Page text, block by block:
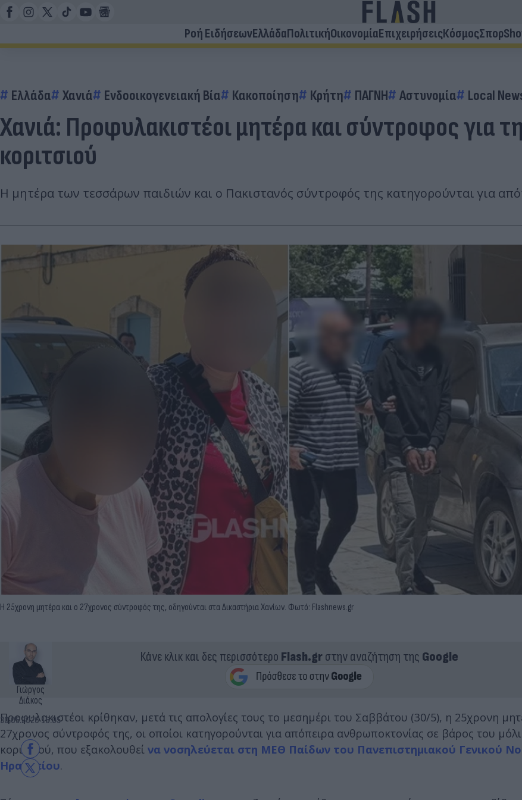
Ροή ΕιδήσεωνΕλλάδαΠολιτικήΟικονομίαΕπιχειρήσειςΚόσμοςΣπορ
Ελλάδα Χανιά Ενδοοικογενειακή Βία Κακοποίηση Κρήτη ΠΑΓΝΗ Αστυνομία Local
Χανιά: Προφυλακιστέοι μητέρα και σύντροφος για
κοριτσιού
Η μητέρα των τεσσάρων παιδιών και ο Πακιστανός σύντροφός της κατηγορούνται για
H 25χρονη μητέρα και ο 27χρονος σύντροφός της, οδηγούνται στα Δικαστήρια Χανίων. Φωτό: Flashnews.gr
Γιώργος
Διάκος
30.05.2026 16:05
Κάνε κλικ και δες περισσότερο Flash.grστην αναζήτηση της Google
Προφυλακιστέοι κρίθηκαν, μετά τις απολογίες τους το μεσημέρι του Σαββάτου (30/5), η 25χρονη
27χρονος σύντροφός της, οι οποίοι κατηγορούνται για απόπειρα ανθρωποκτονίας σε βάρος του
κοριτσιού, που εξακολουθεί να νοσηλεύεται στη ΜΕΘ Παίδων του Πανεπιστημιακού Γενικού
Ηρακλείου.